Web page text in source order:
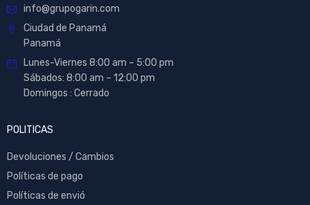
info@grupogarin.com
Ciudad de Panamá
Panamá
Lunes-Viernes 8:00 am – 5:00 pm
Sábados: 8:00 am – 12:00 pm
Domingos : Cerrado
POLITICAS
Devoluciones / Cambios
Políticas de pago
Políticas de envió